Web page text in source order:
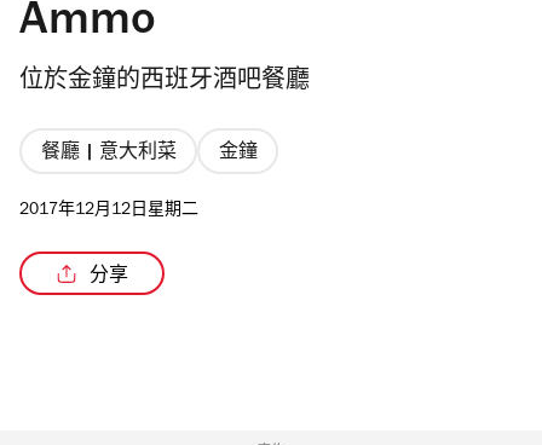
Ammo
位於金鐘的西班牙酒吧餐廳
餐廳 | 意大利菜 金鐘
2017年12月12日星期二
分享